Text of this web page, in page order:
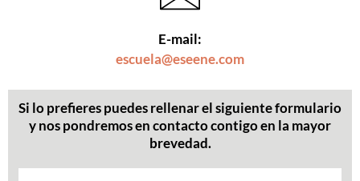
E-mail:
escuela@eseene.com
Si lo prefieres puedes rellenar el siguiente formulario
y nos pondremos en contacto contigo en la mayor
brevedad.